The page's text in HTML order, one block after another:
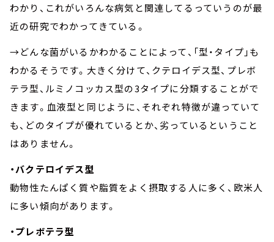
わかり、これがいろんな病気と関連してるっていうのが最
近の研究でわかってきている。
→どんな菌がいるかわかることによって、「型・タイプ」も
わかるそうです。大きく分けて、クテロイデス型、プレボ
テラ型、ルミノコッカス型の3タイプに分類することがで
きます。血液型と同じように、それぞれ特徴が違っていて
も、どのタイプが優れているとか、劣っているということ
はありません。
・バクテロイデス型
動物性たんぱく質や脂質をよく摂取する人に多く、欧米人
に多い傾向があります。
・プレボテラ型